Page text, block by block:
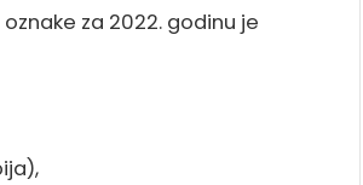
za 2022. godinu je